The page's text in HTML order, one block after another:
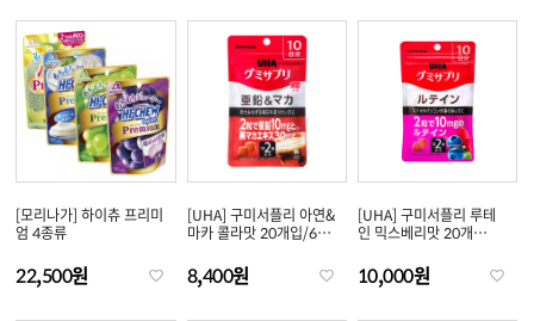
[모리나가] 하이츄 프리미
엄 4종류
22,500원
[UHA] 구미서플리 아연&
마카 콜라맛 20개입/60
8,400원
[UHA] 구미서플리 루테
인 믹스베리맛 20개
10,000원